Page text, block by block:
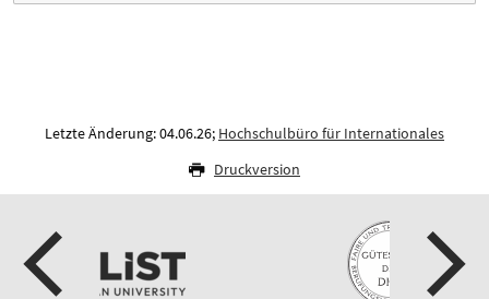
Letzte Änderung: 04.06.26; Hochschulbüro für Internationales
Druckversion